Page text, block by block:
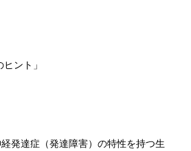
ント」
発達症（発達障害）の特性を持つ生